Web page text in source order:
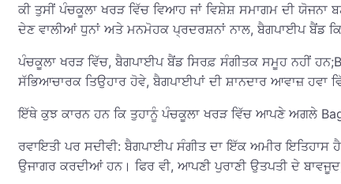
ਕੀ ਤੁਸੀਂ ਪੰਚਕੂਲਾ ਖਰੜ ਵਿੱਚ ਵਿਆਹ ਜਾਂ ਵਿਸ਼ੇਸ਼ ਸਮਾਗਮ ਦੀ
ਦੇਣ ਵਾਲੀਆਂ ਧੁਨਾਂ ਅਤੇ ਮਨਮੋਹਕ ਪ੍ਰਦਰਸ਼ਨਾਂ ਨਾਲ, ਬੈਗਪਾਈਪ ਬੈਂਡ
ਪੰਚਕੂਲਾ ਖਰੜ ਵਿੱਚ, ਬੈਗਪਾਈਪ ਬੈਂਡ ਸਿਰਫ਼ ਸੰਗੀਤਕ ਸਮੂਹ ਨਹੀਂ
ਸੱਭਿਆਚਾਰਕ ਤਿਉਹਾਰ ਹੋਵੇ, ਬੈਗਪਾਈਪਾਂ ਦੀ ਸ਼ਾਨਦਾਰ ਆਵਾਜ਼
ਇੱਥੇ ਕੁਝ ਕਾਰਨ ਹਨ ਕਿ ਤੁਹਾਨੂੰ ਪੰਚਕੂਲਾ ਖਰੜ ਵਿੱਚ ਆਪਣੇ ਅਗਲੇ
ਰਵਾਇਤੀ ਪਰ ਸਦੀਵੀ: ਬੈਗਪਾਈਪ ਸੰਗੀਤ ਦਾ ਇੱਕ ਅਮੀਰ ਇਤਿਹਾਸ
ਉਜਾਗਰ ਕਰਦੀਆਂ ਹਨ। ਫਿਰ ਵੀ, ਆਪਣੀ ਪੁਰਾਣੀ ਉਤਪਤੀ ਦੇ